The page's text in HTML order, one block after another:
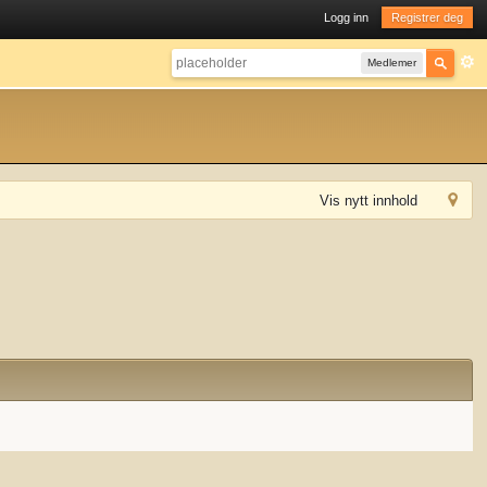
Logg inn Registrer deg
Medlemer
Vis nytt innhold